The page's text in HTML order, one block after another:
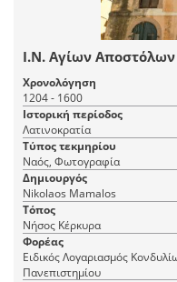
Ι.Ν. Αγίων
Χρονολόγηση
1204 - 1600
Ιστορική περίοδος
Λατινοκρατία
Τύπος τεκμηρίου
Ναός, Φωτογραφία
Δημιουργός
Nikolaos Mamalos
Τόπος
Νήσος Κέρκυρα
Φορέας
Ειδικός Λογαριασμός
Πανεπιστημίου